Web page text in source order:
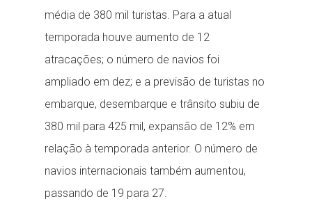
média de 380 mil turistas. Para a atual
temporada houve aumento de 12
atracações; o número de navios foi
ampliado em dez; e a previsão de turistas no
embarque, desembarque e trânsito subiu de
380 mil para 425 mil, expansão de 12% em
relação à temporada anterior. O número de
navios internacionais também aumentou,
passando de 19 para 27.